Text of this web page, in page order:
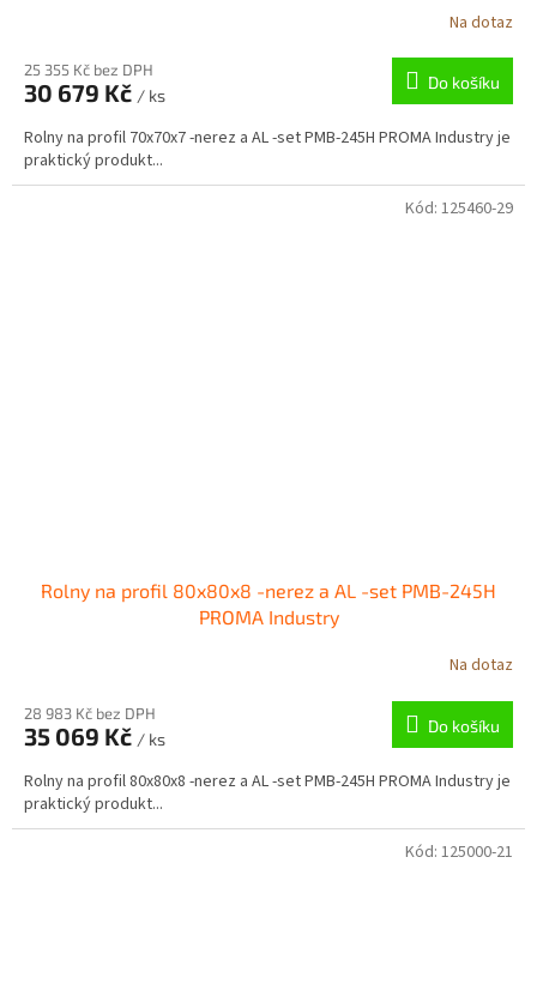
Na dotaz
25 355 Kč bez DPH
30 679 Kč / ks
Do košíku
Rolny na profil 70x70x7 -nerez a AL -set PMB-245H PROMA Industry je
praktický produkt...
Rolny na profil 80x80x8 -nerez a AL -set PMB-245H
PROMA Industry
Na dotaz
28 983 Kč bez DPH
35 069 Kč / ks
Do košíku
Rolny na profil 80x80x8 -nerez a AL -set PMB-245H PROMA Industry je
praktický produkt...
Kód: 125460-29
Kód: 125000-21